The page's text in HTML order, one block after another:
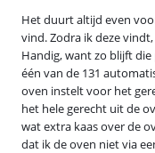
Het duurt altijd even
vind. Zodra ik deze
Handig, want zo blijft
één van de 131
oven instelt voor het
het hele gerecht uit de
wat extra kaas over de
dat ik de oven niet via